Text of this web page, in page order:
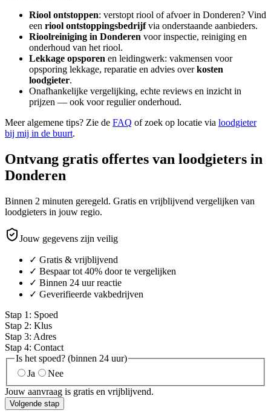
Riool ontstoppen: verstopt riool of afvoer in Donderen? Vind
een riool ontstoppingsbedrijfvia onderstaande aanbieders.
Rioolreiniging in Donderen voor inspectie, reiniging en
onderhoud van het riool.
Lekkage opsporen en leidingwerk: vakmensen voor
opsporing lekkage, reparatie en advies overkosten
loodgieter.
Onafhankelijke vergelijking, echte reviews en inzicht in
prijzen — ook voor regulier onderhoud.
Meer algemene tips? Zie de FAQ of zoek op locatie via loodgieter
bij mij in de buurt.
Ontvang gratis offertes van loodgieters in
Donderen
Binnen 2 minuten geregeld. Gratis en vrijblijvend vergelijken van
loodgieters in jouw regio.
Jouw gegevens zijn veilig
✓ Gratis & vrijblijvend
✓ Bespaar tot 40% door te vergelijken
✓ Binnen 24 uur reactie
✓ Geverifieerde vakbedrijven
Stap 1 : Spoed
Stap 2: Klus
Stap 3: Adres
Stap 4: Contact
Is het spoed? (binnen 24 uur)
Ja
Nee
Jouw aanvraag is gratis en vrijblijvend.
Volgende stap